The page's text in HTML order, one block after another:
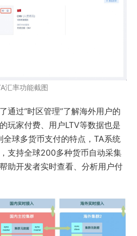
汇率功能截图
通过“时区管理”了解海外用户的
玩家付费、用户LTV等数据也是
全球多货币支付的特点，TA系统
支持全球200多种货币自动采集
助开发者实时查看、分析用户付